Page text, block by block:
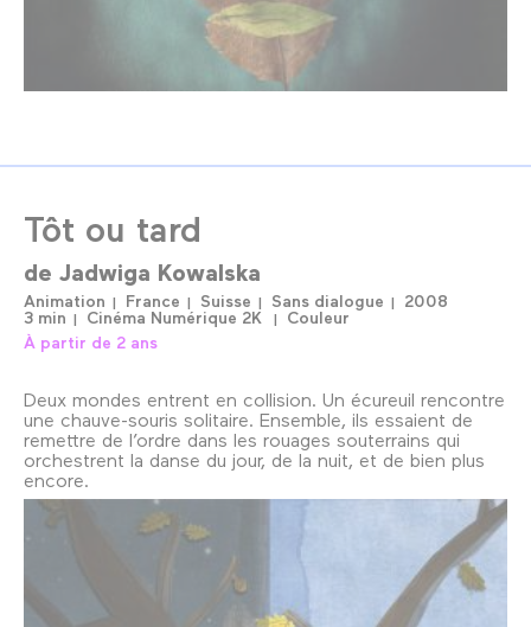
Tôt ou tard
de Jadwiga Kowalska
Animation France Suisse Sans dialogue
2008
3 min
Cinéma Numérique 2K
Couleur
À partir de 2 ans
Deux mondes entrent en collision. Un écureuil rencontre
une chauve-souris solitaire. Ensemble, ils essaient de
remettre de l’ordre dans les rouages souterrains qui
orchestrent la danse du jour, de la nuit, et de bien plus
encore.